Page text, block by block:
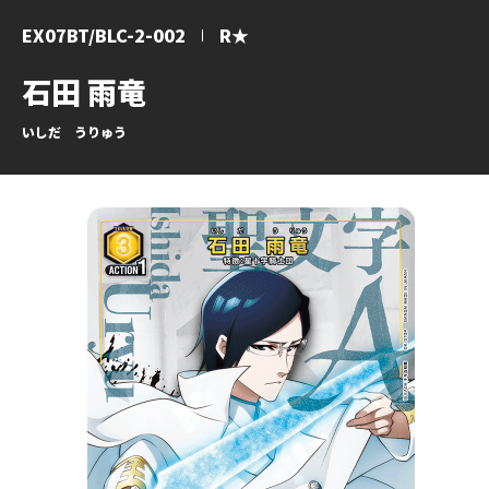
石田 雨竜
いしだ うりゅう
EX07BT/BLC-2-002 R★